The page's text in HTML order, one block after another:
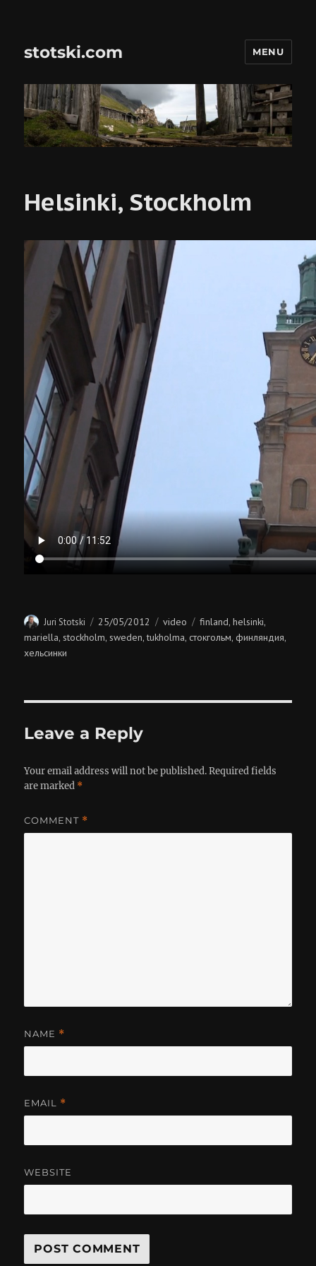
stotski.com MENU
Helsinki, Stockholm
Author
Juri Stotski
Posted
on
25/05/2012 Categories
video Tags
finland,helsinki,
mariella, stockholm, sweden,tukholma,стокгольм,финляндия,
хельсинки
Leave a Reply
Your email address will not be published. Required fields
are marked *
COMMENT *
NAME *
EMAIL *
WEBSITE